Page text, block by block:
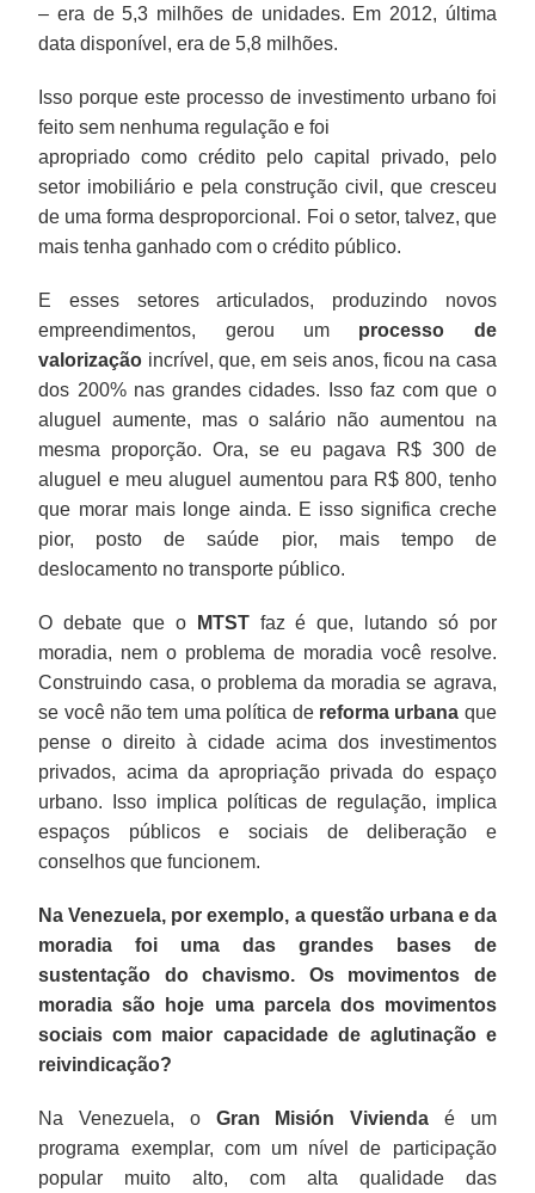
– era de 5,3 milhões de unidades. Em 2012, última
data disponível, era de 5,8 milhões.
Isso porque este processo de investimento urbano foi
feito sem nenhuma regulação e foi
apropriado como crédito pelo capital privado, pelo
setor imobiliário e pela construção civil, que cresceu
de uma forma desproporcional. Foi o setor, talvez, que
mais tenha ganhado com o crédito público.
E esses setores articulados, produzindo novos
empreendimentos, gerou um processo de
valorização incrível, que, em seis anos, ficou na casa
dos 200% nas grandes cidades. Isso faz com que o
aluguel aumente, mas o salário não aumentou na
mesma proporção. Ora, se eu pagava R$ 300 de
aluguel e meu aluguel aumentou para R$ 800, tenho
que morar mais longe ainda. E isso significa creche
pior, posto de saúde pior, mais tempo de
deslocamento no transporte público.
O debate que o MTSTfaz é que, lutando só por
moradia, nem o problema de moradia você resolve.
Construindo casa, o problema da moradia se agrava,
se você não tem uma política de reforma urbana que
pense o direito à cidade acima dos investimentos
privados, acima da apropriação privada do espaço
urbano. Isso implica políticas de regulação, implica
espaços públicos e sociais de deliberação e
conselhos que funcionem.
Na Venezuela, por exemplo, a questão urbana e da
moradia foi uma das grandes bases de
sustentação do chavismo. Os movimentos de
moradia são hoje uma parcela dos movimentos
sociais com maior capacidade de aglutinação e
reivindicação?
Na Venezuela, o Gran Misión Vivienda é um
programa exemplar, com um nível de participação
popular muito alto, com alta qualidade das